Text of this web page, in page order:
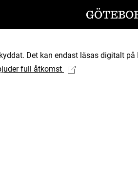
Det kan endast läsas digitalt
full åtkomst